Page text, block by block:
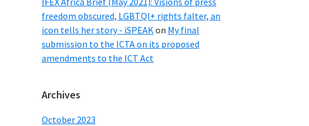
freedom obscured, LGBTQI+ rights falter, an
icon tells her story - iSPEAKon My final
submission to the ICTA on its proposed
amendments to the ICT Act
Archives
October 2023